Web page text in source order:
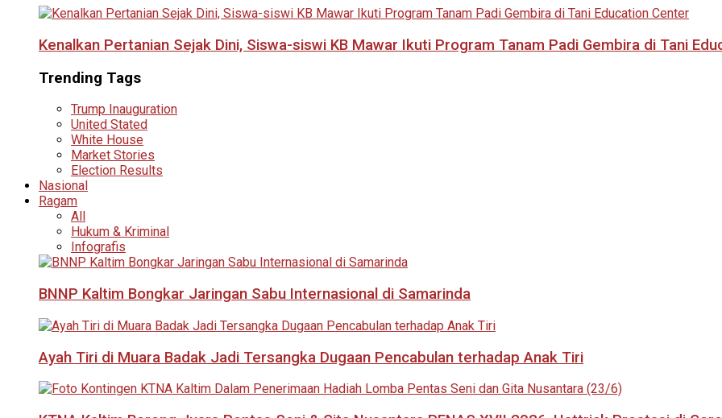
Kenalkan Pertanian Sejak Dini, Siswa-siswi KB Mawar Ikuti Program Tanam Padi Gembira di Tani
Trending Tags
Trump Inauguration
United Stated
White House
Market Stories
Election Results
Nasional
Ragam
All
Hukum & Kriminal
Infografis
BNNP Kaltim Bongkar Jaringan Sabu Internasional di Samarinda
Ayah Tiri di Muara Badak Jadi Tersangka Dugaan Pencabulan terhadap Anak Tiri